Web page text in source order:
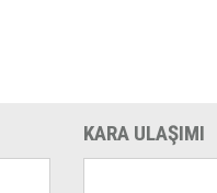
KARA ULAŞIMI